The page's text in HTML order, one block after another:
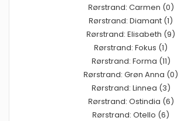
Rørstrand: Carmen (0)
Rørstrand: Diamant (1)
Rørstrand: Elisabeth (9)
Rørstrand: Fokus (1)
Rørstrand: Forma (11)
Rørstrand: Grøn Anna (0)
Rørstrand: Linnea (3)
Rørstrand: Ostindia (6)
Rørstrand: Otello (6)